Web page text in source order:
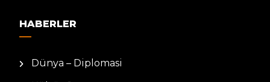
HABERLER
Dünya – Diplomasi